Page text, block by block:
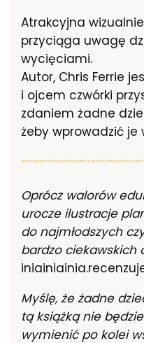
Atrakcyjna
przyciąga uwagę
wycięciami.
Autor, Chris Ferrie
i ojcem czwórki
zdaniem żadne
żeby wprowadzić
Oprócz walorów
urocze ilustracje
do najmłodszych
bardzo ciekawskich
Myślę, że żadne
tą książką nie
wymienić po kolei